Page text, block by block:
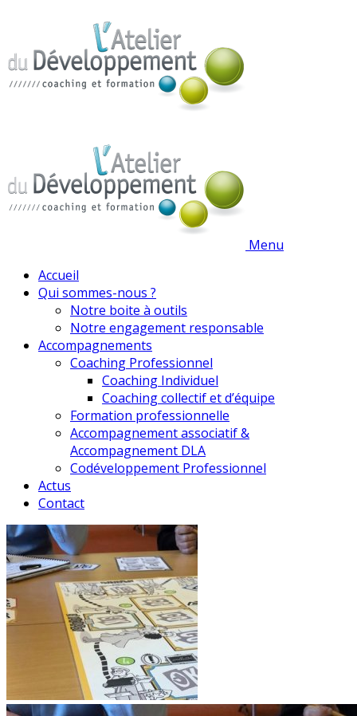
Menu
Accueil
Qui sommes-nous ?
Notre boite à outils
Notre engagement responsable
Accompagnements
Coaching Professionnel
Coaching Individuel
Coaching collectif et d’équipe
Formation professionnelle
Accompagnement associatif &
Accompagnement DLA
Codéveloppement Professionnel
Actus
Contact